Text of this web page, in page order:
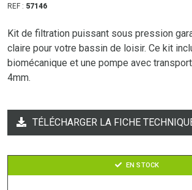
REF : 57146
Kit de filtration puissant sous pression
claire pour votre bassin de loisir. Ce kit
biomécanique et une pompe avec
4mm.
TÉLÉCHARGER LA FICHE
EN STOCK